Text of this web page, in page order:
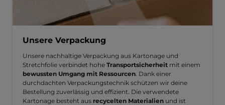
Unsere Verpackung
Unsere nachhaltige Verpackung aus Kartonage und
Stretchfolie verbindet hohe Transportsicherheit mit einem
bewussten Umgang mit Ressourcen . Dank einer
durchdachten Verpackungstechnik schützen wir deine
Bestellung zuverlässig und effizient. Die verwendete
Kartonage besteht aus recycelten Materialien und ist